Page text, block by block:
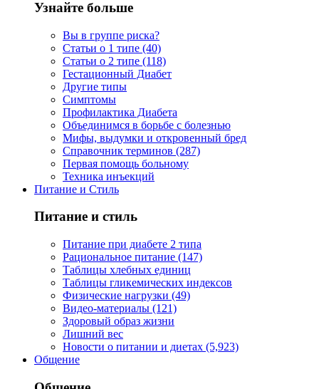
Узнайте больше
Вы в группе риска?
Статьи о 1 типе (40)
Статьи о 2 типе (118)
Гестационный Диабет
Другие типы
Симптомы
Профилактика Диабета
Объединимся в борьбе с болезнью
Мифы, выдумки и откровенный бред
Справочник терминов (287)
Первая помощь больному
Техника инъекций
Питание и Стиль
Питание и стиль
Питание при диабете 2 типа
Рациональное питание (147)
Таблицы хлебных единиц
Таблицы гликемических индексов
Физические нагрузки (49)
Видео-материалы (121)
Здоровый образ жизни
Лишний вес
Новости о питании и диетах (5,923)
Общение